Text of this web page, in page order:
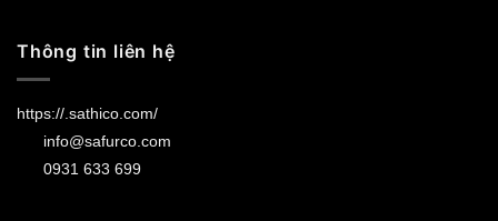
Thông tin liên hệ
https://.sathico.com/
info@safurco.com
0931 633 699